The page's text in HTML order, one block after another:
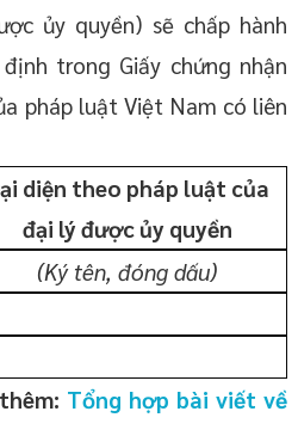
ủy quyền) sẽ chấp hành
trong Giấy chứng nhận
pháp luật Việt Nam có liên
diện theo pháp luật của
đại lý được ủy quyền
(Ký tên, đóng dấu)
Tổng hợp bài viết về